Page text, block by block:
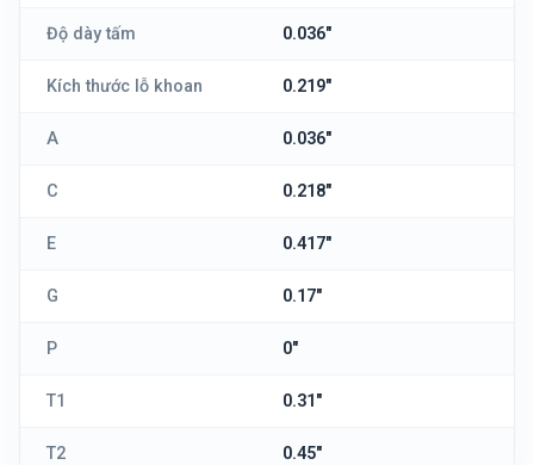
Độ dày tấm 0.036"
Kích thước lỗ khoan 0.219"
A 0.036"
C 0.218"
E 0.417"
G 0.17"
P 0"
T1 0.31"
T2 0.45"